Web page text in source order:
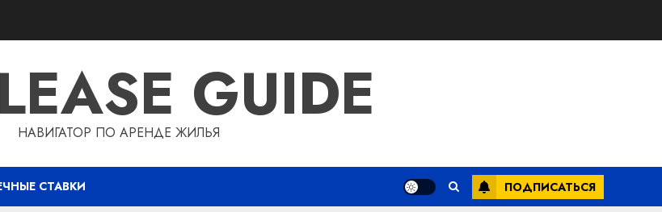
GUIDE
НАВИГАТОР ПО АРЕНДЕ ЖИЛЬЯ
СТАВКИ ПОДПИСАТЬСЯ